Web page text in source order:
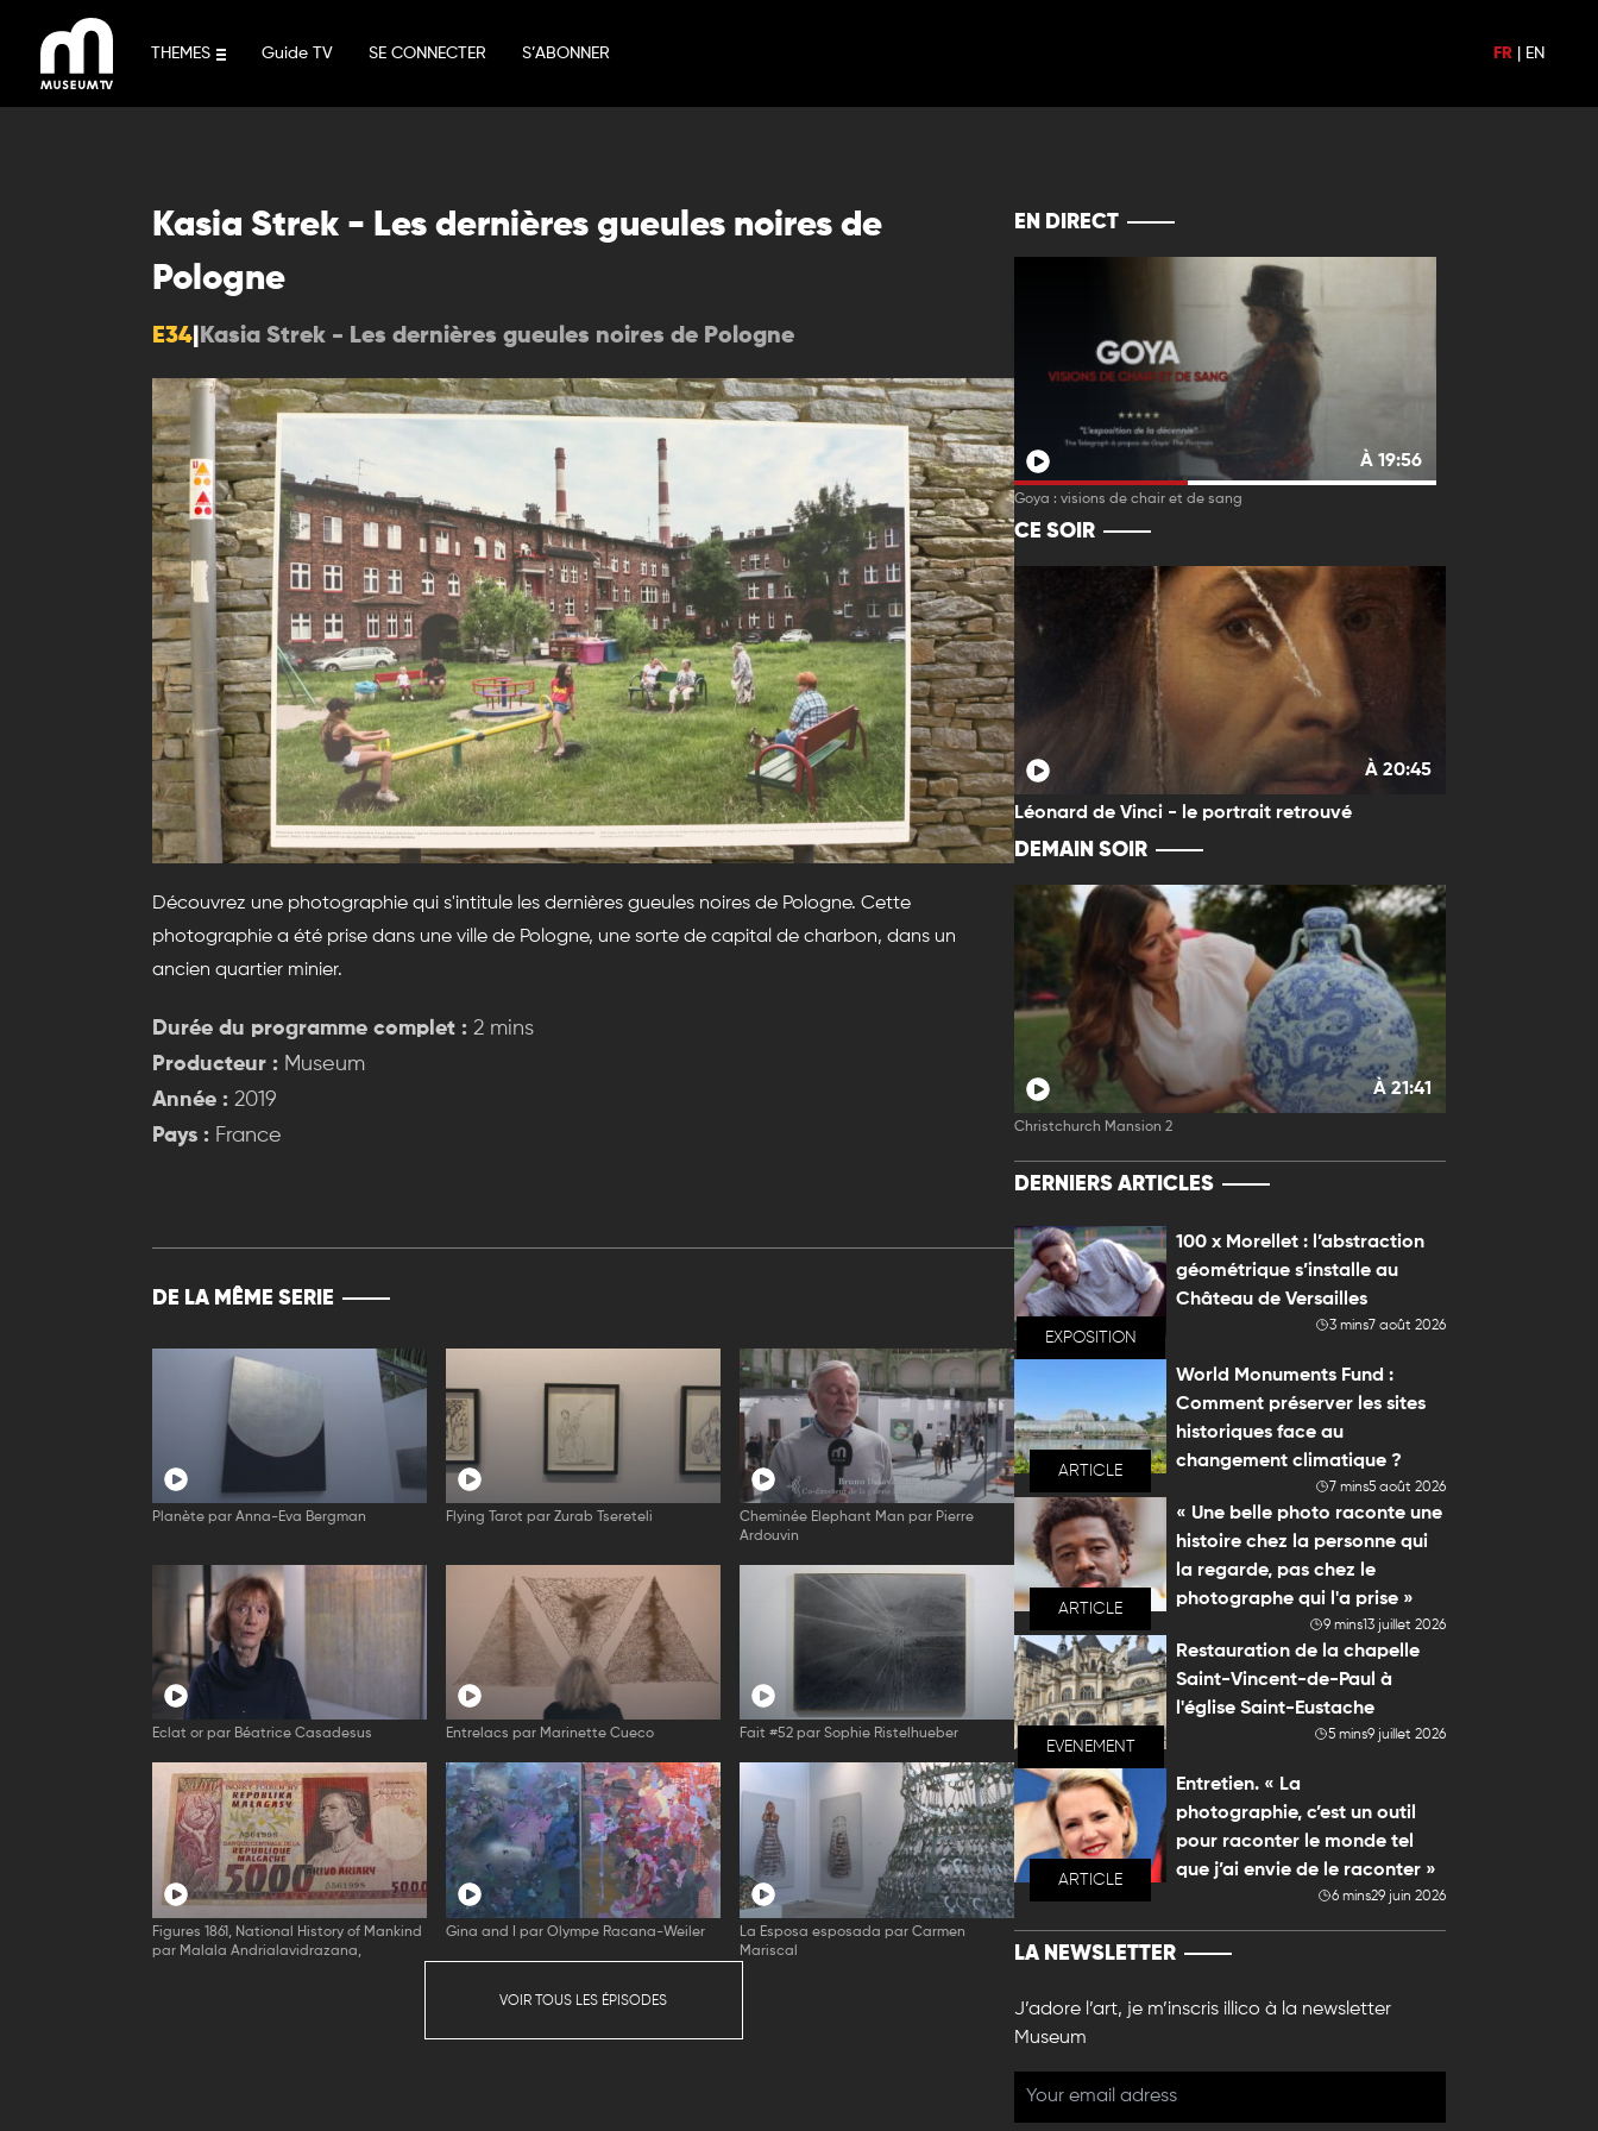
contenu
THEMES Guide TV SE CONNECTER S’ABONNER FR EN
Kasia Strek - Les dernières gueules noires de
Pologne
E34 Kasia Strek - Les dernières gueules noires de Pologne
Découvrez une photographie qui s'intitule les dernières gueules noires de Pologne. Cette
photographie a été prise dans une ville de Pologne, une sorte de capital de charbon, dans un
ancien quartier minier.
Durée du programme complet : 2 mins
Producteur : Museum
Année : 2019
Pays : France
DE LA MÊME SERIE
Planète par Anna-Eva Bergman Flying Tarot par Zurab Tsereteli
Cheminée Elephant Man par Pierre
Ardouvin
Eclat or par Béatrice Casadesus Entrelacs par Marinette Cueco Fait #52 par Sophie Ristelhueber
Figures 1861, National History of Mankind
par Malala Andrialavidrazana,
Gina and I par Olympe Racana-Weiler
La Esposa esposada par Carmen
Mariscal
VOIR TOUS LES ÉPISODES
EN DIRECT
À 19:56
Goya : visions de chair et de sang
CE SOIR
À 20:45
Léonard de Vinci - le portrait retrouvé
DEMAIN SOIR
À 21:41
Christchurch Mansion 2
DERNIERS ARTICLES
EXPOSITION
100 x Morellet : l’abstraction
géométrique s’installe au
Château de Versailles
3 mins7 août 2026
ARTICLE
World Monuments Fund :
Comment préserver les sites
historiques face au
changement climatique ?
7 mins5 août 2026
ARTICLE
« Une belle photo raconte une
histoire chez la personne qui
la regarde, pas chez le
photographe qui l'a prise »
9 mins13 juillet 2026
EVENEMENT
Restauration de la chapelle
Saint-Vincent-de-Paul à
l'église Saint-Eustache
5 mins9 juillet 2026
ARTICLE
Entretien. « La
photographie, c’est un outil
pour raconter le monde tel
que j’ai envie de le raconter »
6 mins29 juin 2026
LA NEWSLETTER
J’adore l’art, je m’inscris illico à la newsletter
Museum